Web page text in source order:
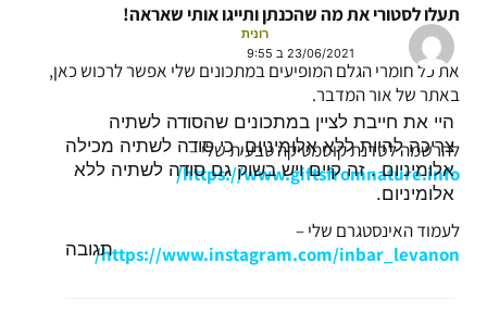
תעלו לסטורי את מה שהכנתן ותייגו אותי שאראה!
את כל חומרי הגלם המופיעים במתכונים שלי אפשר לרכוש כאן,
באתר של אור המדבר.
להרשמה לסדנת קוסמטיקה טבעית שלי –
https://www.giftsfromnature.info/
לעמוד האינסטגרם שלי –
https://www.instagram.com/inbar_levanon/
רונית
23/06/2021 ב 9:55
היי את חייבת לציין במתכונים שהסודה לשתיה
צריכה להיות ללא אלומיניום, כי סודה לשתיה מכילה
אלומיניום . זה קיים ויש בשוק גם סודה לשתיה ללא
אלומיניום.
תגובה